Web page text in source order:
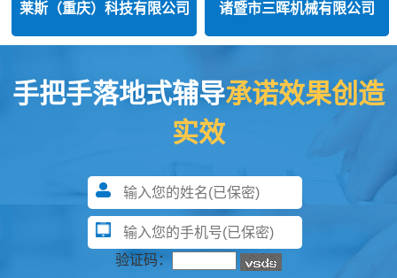
莱斯（重庆）科技有限公司 诸暨市三晖机械有限公司
手把手落地式辅导承诺效果创造
实效
验证码：